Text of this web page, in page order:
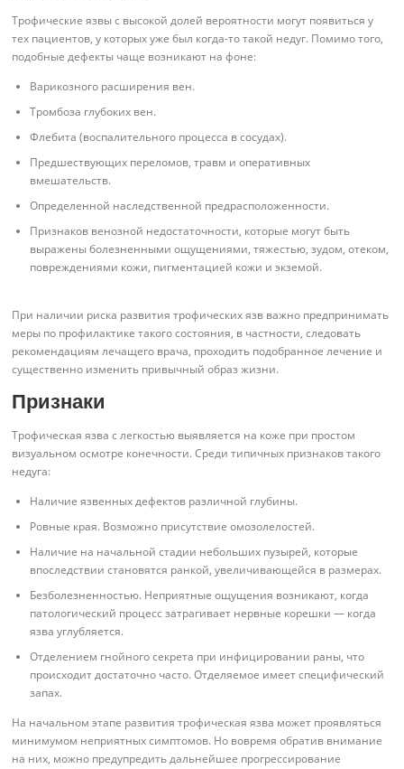
Трофические язвы с высокой долей вероятности могут появиться у
тех пациентов, у которых уже был когда-то такой недуг. Помимо того,
подобные дефекты чаще возникают на фоне:
Варикозного расширения вен.
Тромбоза глубоких вен.
Флебита (воспалительного процесса в сосудах).
Предшествующих переломов, травм и оперативных
вмешательств.
Определенной наследственной предрасположенности.
Признаков венозной недостаточности, которые могут быть
выражены болезненными ощущениями, тяжестью, зудом, отеком,
повреждениями кожи, пигментацией кожи и экземой.
При наличии риска развития трофических язв важно предпринимать
меры по профилактике такого состояния, в частности, следовать
рекомендациям лечащего врача, проходить подобранное лечение и
существенно изменить привычный образ жизни.
Признаки
Трофическая язва с легкостью выявляется на коже при простом
визуальном осмотре конечности. Среди типичных признаков такого
недуга:
Наличие язвенных дефектов различной глубины.
Ровные края. Возможно присутствие омозолелостей.
Наличие на начальной стадии небольших пузырей, которые
впоследствии становятся ранкой, увеличивающейся в размерах.
Безболезненностью. Неприятные ощущения возникают, когда
патологический процесс затрагивает нервные корешки — когда
язва углубляется.
Отделением гнойного секрета при инфицировании раны, что
происходит достаточно часто. Отделяемое имеет специфический
запах.
На начальном этапе развития трофическая язва может проявляться
минимумом неприятных симптомов. Но вовремя обратив внимание
на них, можно предупредить дальнейшее прогрессирование